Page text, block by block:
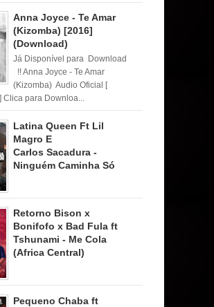
Anna Joyce - Te Amar
(Kizomba) [2016]
(Download)
Já Disponível para Download
!! Anna Joyce - Te Amar
(Kizomba) Audio Oficial [
Clica para Downloa...
Latina Queen Ft Lil
Magro E
Carlos Sacadura -
Ninguém Caminha Só
Retorno Bison x
Bonifofo x Bad Fula ft
Tshunami - Me Cola
(Africa Central)
Pequeno Chaba ft